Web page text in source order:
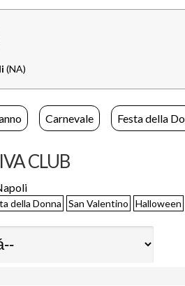
(NA)
Carnevale Festa della
CLUB
della Donna San Valentino Halloween